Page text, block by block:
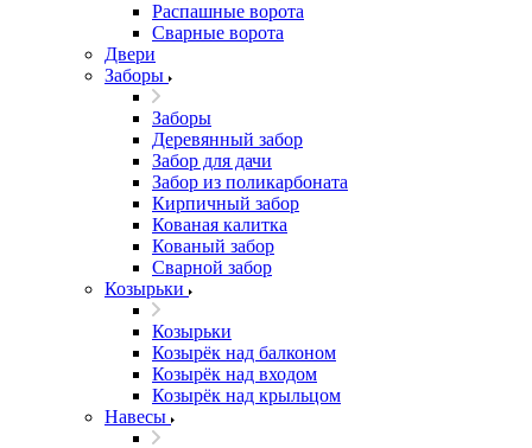
Распашные ворота
Сварные ворота
Двери
Заборы
Заборы
Деревянный забор
Забор для дачи
Забор из поликарбоната
Кирпичный забор
Кованая калитка
Кованый забор
Сварной забор
Козырьки
Козырьки
Козырёк над балконом
Козырёк над входом
Козырёк над крыльцом
Навесы